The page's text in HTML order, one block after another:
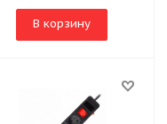
В корзину